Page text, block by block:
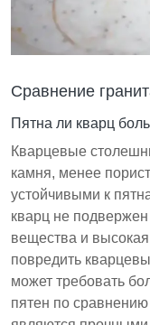
Сравнение
Пятна ли кварц
Кварцевые
камня, менее
устойчивыми к
кварц не
вещества и
повредить
может требовать
пятен по